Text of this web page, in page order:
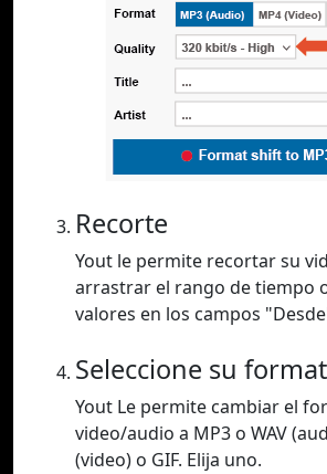
Recorte
Yout le permite recortar su
arrastrar el rango de tiempo
valores en los campos
Seleccione su
Yout Le permite cambiar el
video/audio a MP3 o WAV
(video) o GIF. Elija uno.